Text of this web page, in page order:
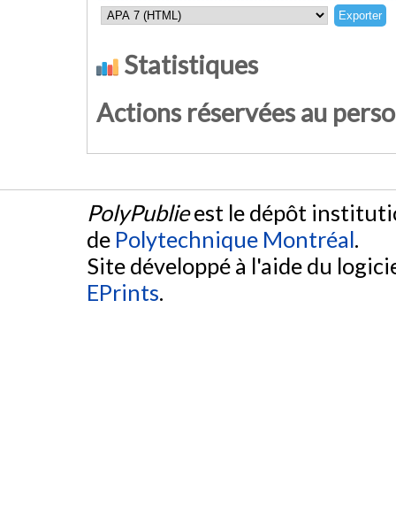
Statistiques
Actions réservées au
PolyPublieest le dépôt
de Polytechnique Montréal.
Site développé à l'aide du
EPrints.